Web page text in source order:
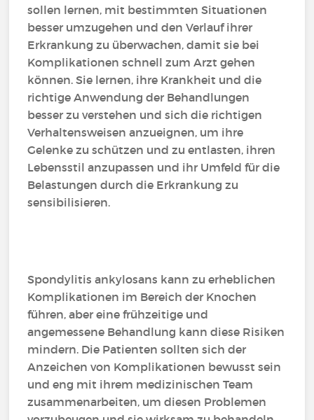
sollen lernen, mit bestimmten Situationen
besser umzugehen und den Verlauf ihrer
Erkrankung zu überwachen, damit sie bei
Komplikationen schnell zum Arzt gehen
können. Sie lernen, ihre Krankheit und die
richtige Anwendung der Behandlungen
besser zu verstehen und sich die richtigen
Verhaltensweisen anzueignen, um ihre
Gelenke zu schützen und zu entlasten, ihren
Lebensstil anzupassen und ihr Umfeld für die
Belastungen durch die Erkrankung zu
sensibilisieren.
Spondylitis ankylosans kann zu erheblichen
Komplikationen im Bereich der Knochen
führen, aber eine frühzeitige und
angemessene Behandlung kann diese Risiken
mindern. Die Patienten sollten sich der
Anzeichen von Komplikationen bewusst sein
und eng mit ihrem medizinischen Team
zusammenarbeiten, um diesen Problemen